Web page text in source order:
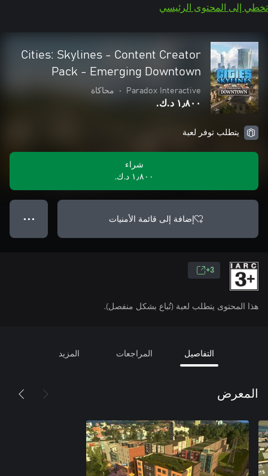
تخطي إلى المحتوى الرئيسي
Cities: Skylines - Content Creator
Pack - Emerging Downtown
Paradox Interactive
• محاكاة
١٫٨٠٠ د.ك.‏
يتطلب توفر لعبة
شراء
١٫٨٠٠ د.ك.‏
إضافة إلى قائمة الأمنيات ● ● ●
3+
هذا المحتوى يتطلب لعبة (تُباع بشكل منفصل).
التفاصيل المراجعات المزيد
المعرض